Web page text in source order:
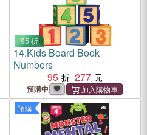
95 折
14.Kids Board Book
Numbers
95
277
預購中
預購